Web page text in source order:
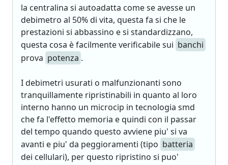
la centralina si autoadatta come se avesse un
debimetro al 50% di vita, questa fa si che le
prestazioni si abbassino e si standardizzano,
questa cosa è facilmente verificabile sui banchi
prova potenza .
I debimetri usurati o malfunzionanti sono
tranquillamente ripristinabili in quanto al loro
interno hanno un microcip in tecnologia smd
che fa l'effetto memoria e quindi con il passar
del tempo quando questo avviene piu' si va
avanti e piu' da peggioramenti (tipo batteria
dei cellulari), per questo ripristino si puo'